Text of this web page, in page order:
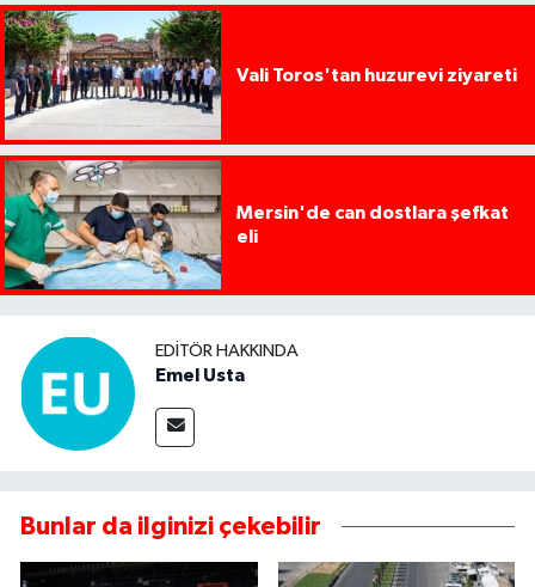
Vali Toros'tan huzurevi ziyareti
Mersin'de can dostlara şefkat
eli
EDITÖR HAKKINDA
Emel Usta
Bunlar da ilginizi çekebilir